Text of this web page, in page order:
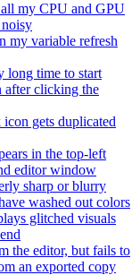
my CPU and GPU
my variable refresh
long time to start
after clicking the
gets duplicated
in the top-left
editor window
sharp or blurry
washed out colors
glitched visuals
the editor, but fails to
an exported copy